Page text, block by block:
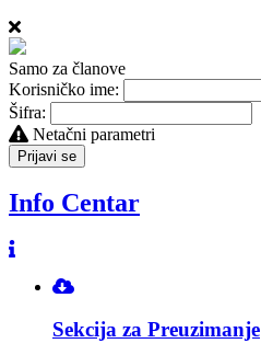
Samo za članove
Korisničko ime:
Šifra:
Netačni parametri
Prijavi se
Info Centar
Sekcija za Preuzimanje